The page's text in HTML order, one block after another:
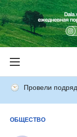
Провели
ОБЩЕСТВО